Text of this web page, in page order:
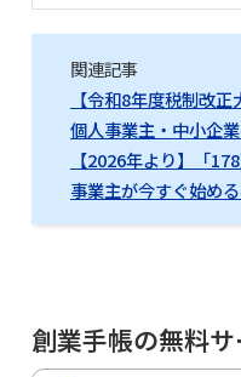
関連記事
【令和8年度税制改
個人事業主・中小企
【2026年より】「
事業主が今すぐ始め
創業手帳の無料